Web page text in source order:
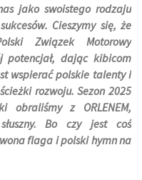
jako swoistego rodzaju
Cieszymy się, że
Związek Motorowy
potencjał, dając kibicom
wspierać polskie talenty i
rozwoju. Sezon 2025
obraliśmy z ORLENEM,
Bo czy jest coś
flaga i polski hymn na